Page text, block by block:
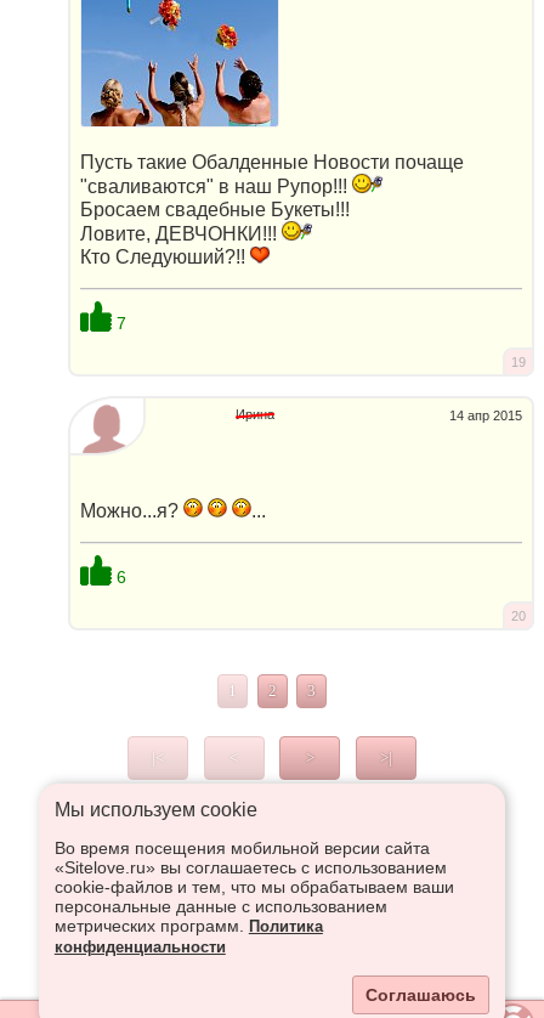
Пусть такие Обалденные Новости почаще
"сваливаются" в наш Рупор!!!
Бросаем свадебные Букеты!!!
Ловите, ДЕВЧОНКИ!!!
Кто Следуюший?!!
7
19
14 апр 2015
Ирина
Можно...я? ...
6
20
1 2 3
|< < > >|
Что высказаться в Рупор, необходимо войти или
зарегистрироваться:
Регистрация
Мы используем сookie
Во время посещения мобильной версии сайта
«Sitelove.ru» вы соглашаетесь с использованием
cookie-файлов и тем, что мы обрабатываем ваши
персональные данные с использованием
метрических программ.
Политика
конфиденциальности
Соглашаюсь